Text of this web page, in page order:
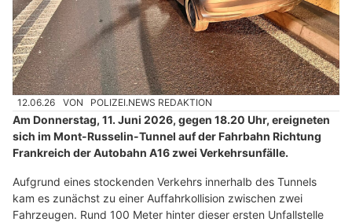
12.06.26 VON POLIZEI.NEWS REDAKTION
Am Donnerstag, 11. Juni 2026, gegen 18.20 Uhr, ereigneten
sich im Mont-Russelin-Tunnel auf der Fahrbahn Richtung
Frankreich der Autobahn A16 zwei Verkehrsunfälle.
Aufgrund eines stockenden Verkehrs innerhalb des Tunnels
kam es zunächst zu einer Auffahrkollision zwischen zwei
Fahrzeugen. Rund 100 Meter hinter dieser ersten Unfallstelle